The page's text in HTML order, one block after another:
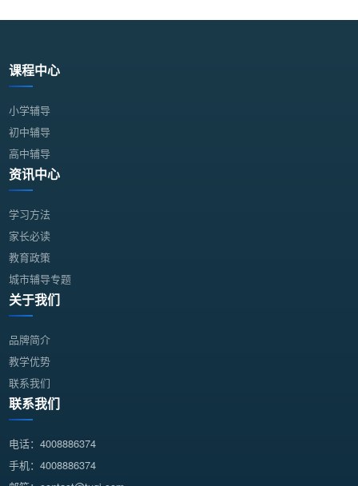
课程中心
小学辅导
初中辅导
高中辅导
资讯中心
学习方法
家长必读
教育政策
城市辅导专题
关于我们
品牌简介
教学优势
联系我们
联系我们
电话：4008886374
手机：4008886374